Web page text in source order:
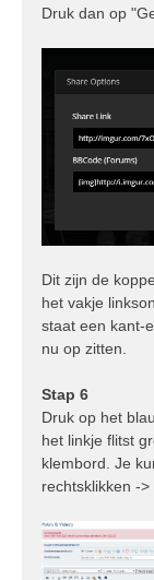
Druk dan op
Dit zijn de
het vakje
staat een kant-
nu op zitten.
Stap 6
Druk op het
het linkje flitst
klembord. Je
rechtsklikken ->